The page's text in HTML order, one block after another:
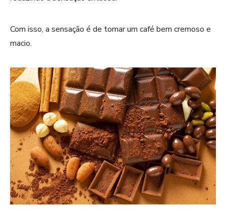
Com isso, a sensação é de tomar um café bem cremoso e
macio.